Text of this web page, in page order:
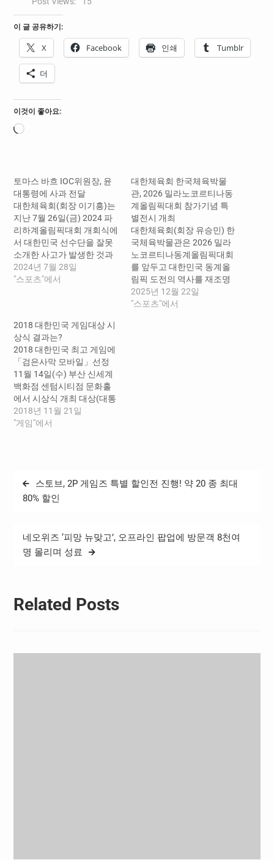
이 글 공유하기:
X Facebook 인쇄 Tumblr
더
이것이 좋아요:
로
토마스 바흐 IOC위원장, 윤
대통령에 사과 전달
대한체육회(회장 이기흥)는
지난 7월 26일(금) 2024 파
리하계올림픽대회 개회식에
서 대한민국 선수단을 잘못
소개한 사고가 발생한 것과
관련하여, 프랑스 현지시간
13시(한국시간 20시)에 윤
다. 이날 통화는 바흐 IOC위
원장, 이기흥 대한체육회장
겸 IOC위원, 김종훈 대한체
육회 명예대사, 에티엔느 토
부아(Etienne Thoboi) 2024
파리올림픽조직위원회 CEO,
이아니스 쟈쇼(Yiannis
Exarchos) OBS CEO가…
2024년 7월 28일
"스포츠"에서
대한체육회 한국체육박물
관, 2026 밀라노코르티나동
계올림픽대회 참가기념 특
별전시 개최
대한체육회(회장 유승민) 한
국체육박물관은 2026 밀라
노코르티나동계올림픽대회
를 앞두고 대한민국 동계올
림픽 도전의 역사를 재조명
하는 특별전시 「It's Our
Vibe」를 12월 18일(목)부
2025년 12월 22일
"스포츠"에서
2018 대한민국 게임대상 시
상식 결과는?
2018 대한민국 최고 게임에
「검은사막 모바일」선정
11월 14일(수) 부산 신세계
백화점 센텀시티점 문화홀
에서 시상식 개최 대상(대통
령상)「검은사막 모바일」,
최우수상(국무총리상) 「 야
상’(문화체육관광부, 전자신
문, 스포츠조선 공동주최) 시
문화홀에서 개최됐다. 이
2018년 11월 21일
"게임"에서
글
탐
스토브, 2P 게임즈 특별 할인전 진행! 약 20 종 최대
80% 할인
네오위즈 ‘피망 뉴맞고’, 오프라인 팝업에 방문객 8천여
명 몰리며 성료
Related Posts